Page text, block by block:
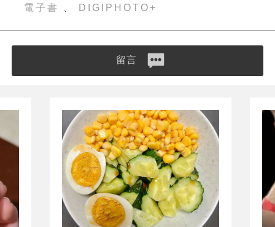
電子書 DIGIPHOTO+
留言